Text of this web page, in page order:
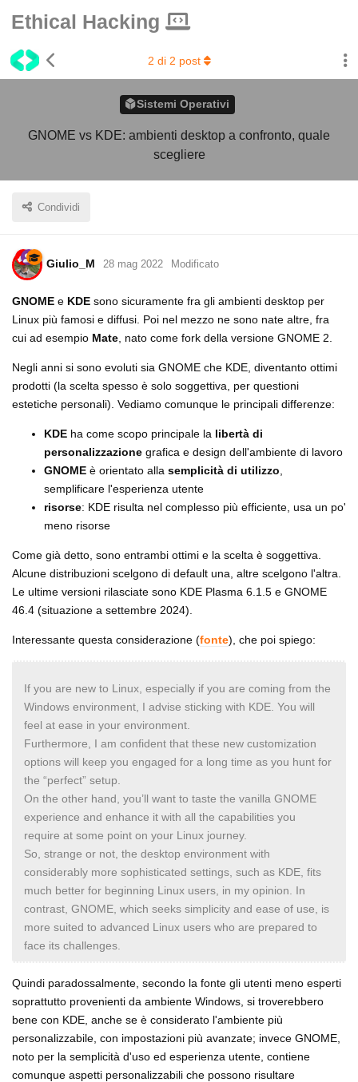
Ethical Hacking
Sistemi Operativi
GNOME vs KDE: ambienti desktop a confronto, quale
scegliere
Condividi
2 di 2 post
Giulio_M 28 mag 2022 Modificato
GNOME e KDE sono sicuramente fra gli ambienti desktop per
Linux più famosi e diffusi. Poi nel mezzo ne sono nate altre, fra
cui ad esempio Mate , nato come fork della versione GNOME 2.
Negli anni si sono evoluti sia GNOME che KDE, diventanto ottimi
prodotti (la scelta spesso è solo soggettiva, per questioni
estetiche personali). Vediamo comunque le principali differenze:
KDE ha come scopo principale la libertà di
personalizzazione grafica e design dell'ambiente di lavoro
GNOME è orientato alla semplicità di utilizzo
semplificare l'esperienza utente
risorse: KDE risulta nel complesso più efficiente, usa un po'
meno risorse
Come già detto, sono entrambi ottimi e la scelta è soggettiva.
Alcune distribuzioni scelgono di default una, altre scelgono l'altra.
Le ultime versioni rilasciate sono KDE Plasma 6.1.5 e GNOME
46.4 (situazione a settembre 2024).
Interessante questa considerazione (fonte), che poi spiego:
If you are new to Linux, especially if you are coming from the
Windows environment, I advise sticking with KDE. You will
feel at ease in your environment.
Furthermore, I am confident that these new customization
options will keep you engaged for a long time as you hunt for
the “perfect” setup.
On the other hand, you’ll want to taste the vanilla GNOME
experience and enhance it with all the capabilities you
require at some point on your Linux journey.
So, strange or not, the desktop environment with
considerably more sophisticated settings, such as KDE, fits
much better for beginning Linux users, in my opinion. In
contrast, GNOME, which seeks simplicity and ease of use, is
more suited to advanced Linux users who are prepared to
face its challenges.
Quindi paradossalmente, secondo la fonte gli utenti meno esperti
soprattutto provenienti da ambiente Windows, si troverebbero
bene con KDE, anche se è considerato l'ambiente più
personalizzabile, con impostazioni più avanzate; invece GNOME,
noto per la semplicità d'uso ed esperienza utente, contiene
comunque aspetti personalizzabili che possono risultare